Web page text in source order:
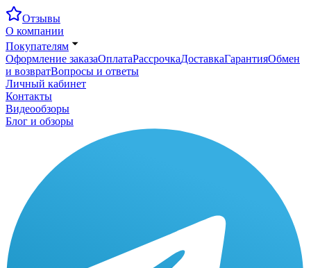
Отзывы
О компании
Покупателям
Оформление заказаОплатаРассрочкаДоставкаГарантияОбмен
и возвратВопросы и ответы
Личный кабинет
Контакты
Видеообзоры
Блог и обзоры